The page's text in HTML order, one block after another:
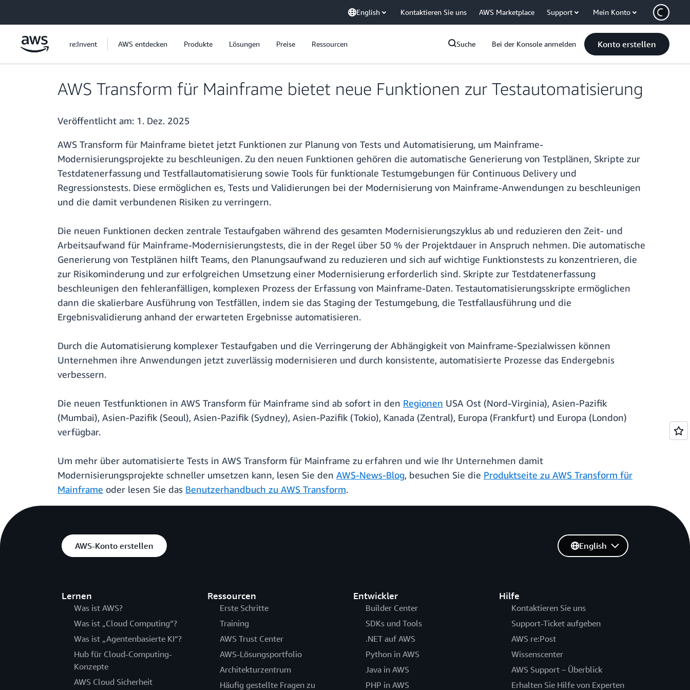
English Kontaktieren Sie uns AWS Marketplace Support Mein Konto
re:Invent AWS entdecken Produkte Lösungen Preise Ressourcen Suche Bei der Konsole anmelden Konto erstellen
AWS Transform für Mainframe bietet neue Funktionen zur Testautomatisierung
Veröffentlicht am: 1. Dez. 2025
AWS Transform für Mainframe bietet jetzt Funktionen zur Planung von Tests und Automatisierung, um Mainframe-
Modernisierungsprojekte zu beschleunigen. Zu den neuen Funktionen gehören die automatische Generierung von Testplänen, Skripte zur
Testdatenerfassung und Testfallautomatisierung sowie Tools für funktionale Testumgebungen für Continuous Delivery und
Regressionstests. Diese ermöglichen es, Tests und Validierungen bei der Modernisierung von Mainframe-Anwendungen zu beschleunigen
und die damit verbundenen Risiken zu verringern.
Die neuen Funktionen decken zentrale Testaufgaben während des gesamten Modernisierungszyklus ab und reduzieren den Zeit- und
Arbeitsaufwand für Mainframe-Modernisierungstests, die in der Regel über 50 % der Projektdauer in Anspruch nehmen. Die automatische
Generierung von Testplänen hilft Teams, den Planungsaufwand zu reduzieren und sich auf wichtige Funktionstests zu konzentrieren, die
zur Risikominderung und zur erfolgreichen Umsetzung einer Modernisierung erforderlich sind. Skripte zur Testdatenerfassung
beschleunigen den fehleranfälligen, komplexen Prozess der Erfassung von Mainframe-Daten. Testautomatisierungsskripte ermöglichen
dann die skalierbare Ausführung von Testfällen, indem sie das Staging der Testumgebung, die Testfallausführung und die
Ergebnisvalidierung anhand der erwarteten Ergebnisse automatisieren.
Durch die Automatisierung komplexer Testaufgaben und die Verringerung der Abhängigkeit von Mainframe-Spezialwissen können
Unternehmen ihre Anwendungen jetzt zuverlässig modernisieren und durch konsistente, automatisierte Prozesse das Endergebnis
verbessern.
Die neuen Testfunktionen in AWS Transform für Mainframe sind ab sofort in den Regionen USA Ost (Nord-Virginia), Asien-Pazifik
(Mumbai), Asien-Pazifik (Seoul), Asien-Pazifik (Sydney), Asien-Pazifik (Tokio), Kanada (Zentral), Europa (Frankfurt) und Europa (London)
verfügbar.
Um mehr über automatisierte Tests in AWS Transform für Mainframe zu erfahren und wie Ihr Unternehmen damit
Modernisierungsprojekte schneller umsetzen kann, lesen Sie den AWS-News-Blog, besuchen Sie die Produktseite zu AWS Transform für
Mainframe oder lesen Sie das Benutzerhandbuch zu AWS Transform.
AWS-Konto erstellen
Lernen
Was ist AWS?
Was ist „Cloud Computing“?
Was ist „Agentenbasierte KI“?
Hub für Cloud-Computing-
Konzepte
AWS Cloud Sicherheit
Ressourcen
Erste Schritte
Training
AWS Trust Center
AWS-Lösungsportfolio
Architekturzentrum
Häufig gestellte Fragen zu
Entwickler
Builder Center
SDKs und Tools
.NET auf AWS
Python in AWS
Java in AWS
PHP in AWS
Hilfe
Kontaktieren Sie uns
Support-Ticket aufgeben
AWS re:Post
Wissenscenter
AWS Support – Überblick
Erhalten Sie Hilfe von Experten
English